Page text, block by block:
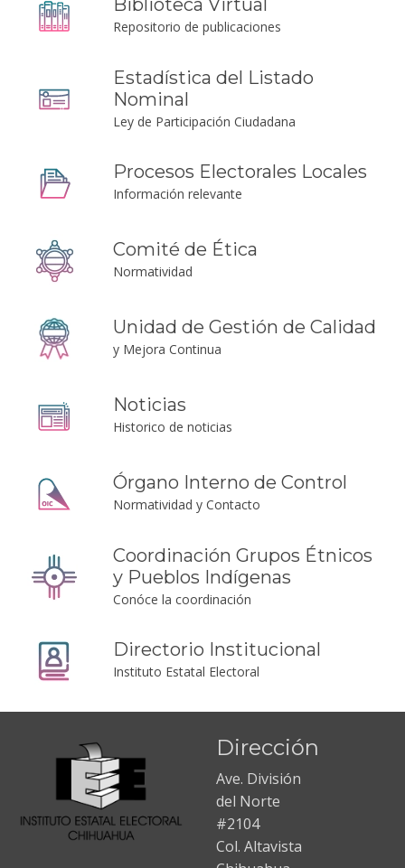
Biblioteca Virtual
Repositorio de publicaciones
Estadística del Listado
Nominal
Ley de Participación Ciudadana
Procesos Electorales Locales
Información relevante
Comité de Ética
Normatividad
Unidad de Gestión de Calidad
y Mejora Continua
Noticias
Historico de noticias
Órgano Interno de Control
Normatividad y Contacto
Coordinación Grupos Étnicos
y Pueblos Indígenas
Conóce la coordinación
Directorio Institucional
Instituto Estatal Electoral
Dirección
Ave. División
del Norte
#2104
Col. Altavista